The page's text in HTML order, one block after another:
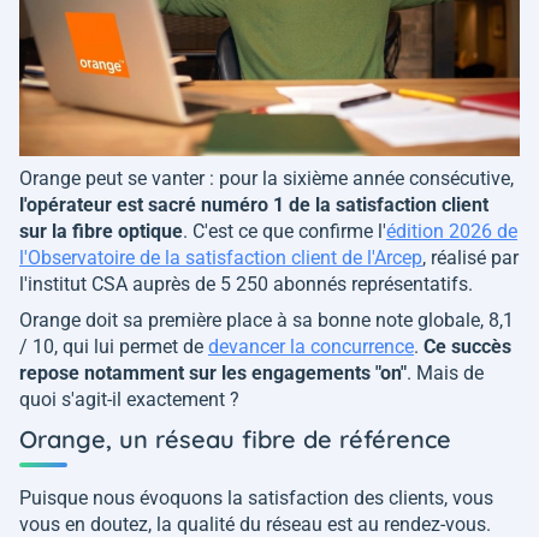
Orange peut se vanter : pour la sixième année consécutive,
l'opérateur est sacré numéro 1 de la satisfaction client
sur la fibre optique. C'est ce que confirme l'édition 2026 de
l'Observatoire de la satisfaction client de l'Arcep, réalisé par
l'institut CSA auprès de 5 250 abonnés représentatifs.
Orange doit sa première place à sa bonne note globale, 8,1
/ 10, qui lui permet de devancer la concurrence. Ce succès
repose notamment sur les engagements "on". Mais de
quoi s'agit-il exactement ?
Orange, un réseau fibre de référence
Puisque nous évoquons la satisfaction des clients, vous
vous en doutez, la qualité du réseau est au rendez-vous.